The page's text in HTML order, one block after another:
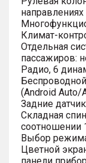
направлениях
Климат-
Отдельная
пассажиров:
Радио, 6
(Android Auto/
Задние
Складная
соотношении
Выбор
Цветной
панели